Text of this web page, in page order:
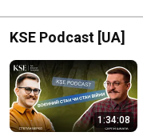
KSE Podcast [UA]
1:34:08